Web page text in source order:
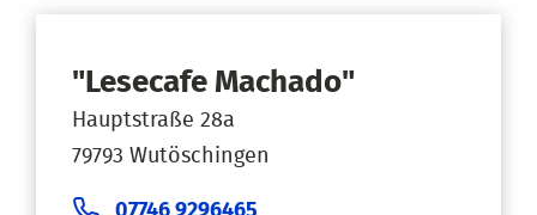
"Lesecafe Machado"
Hauptstraße 28a
79793 Wutöschingen